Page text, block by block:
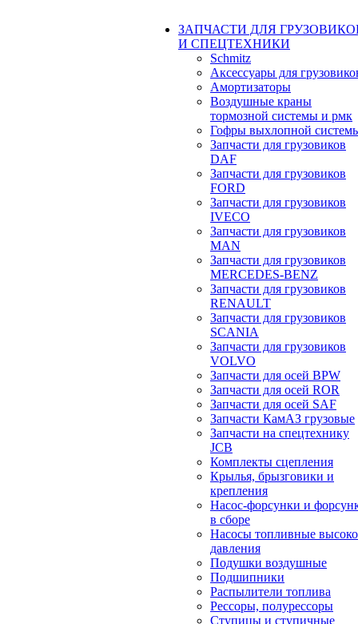
ЗАПЧАСТИ ДЛЯ
И СПЕЦТЕХНИКИ
Schmitz
Аксессуары для
Амортизаторы
Воздушные краны
тормозной системы и рмк
Гофры выхлопной
Запчасти для грузовиков
DAF
Запчасти для грузовиков
FORD
Запчасти для грузовиков
IVECO
Запчасти для грузовиков
MAN
Запчасти для грузовиков
MERCEDES-BENZ
Запчасти для грузовиков
RENAULT
Запчасти для грузовиков
SCANIA
Запчасти для грузовиков
VOLVO
Запчасти для осей BPW
Запчасти для осей ROR
Запчасти для осей SAF
Запчасти КамАЗ грузовые
Запчасти на спецтехнику
JCB
Комплекты сцепления
Крылья, брызговики и
крепления
Насос-форсунки и
в сборе
Насосы топливные
давления
Подушки воздушные
Подшипники
Распылители топлива
Рессоры, полурессоры
Ступицы и ступичные